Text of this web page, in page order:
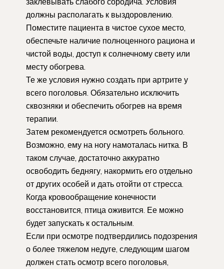
должны располагать к выздоровлению.
Поместите пациента в чистое сухое место,
обеспечьте наличие полноценного рациона и
чистой воды, доступ к солнечному свету или
месту обогрева.
Те же условия нужно создать при артрите у
всего поголовья. Обязательно исключить
сквозняки и обеспечить обогрев на время
терапии.
Затем рекомендуется осмотреть больного.
Возможно, ему на ногу намоталась нитка. В
таком случае, достаточно аккуратно
освободить беднягу, накормить его отдельно
от других особей и дать отойти от стресса.
Когда кровообращение конечности
восстановится, птица оживится. Ее можно
будет запускать к остальным.
Если при осмотре подтвердились подозрения
о более тяжелом недуге, следующим шагом
должен стать осмотр всего поголовья,